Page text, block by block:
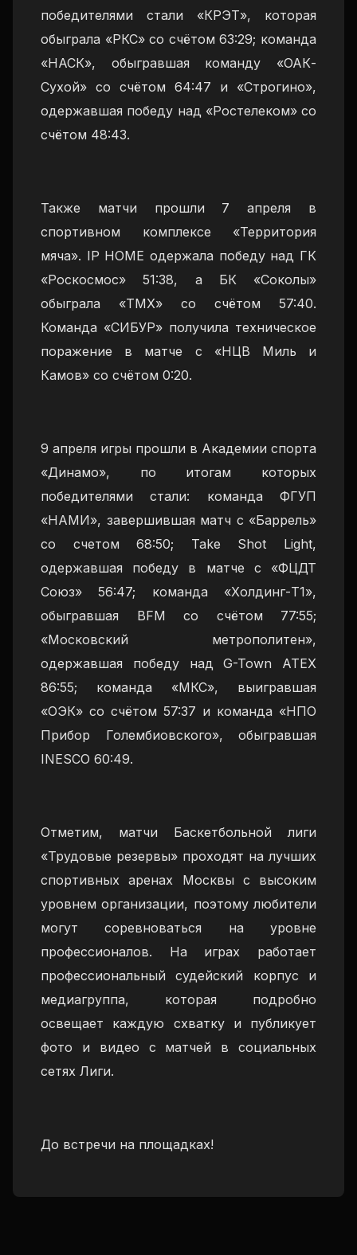
победителями стали «КРЭТ», которая
обыграла «РКС» со счётом 63:29; команда
«НАСК», обыгравшая команду «ОАК-
Сухой» со счётом 64:47 и «Строгино»,
одержавшая победу над «Ростелеком» со
счётом 48:43.
Также матчи прошли 7 апреля в
спортивном комплексе «Территория
мяча». IP HOME одержала победу над ГК
«Роскосмос» 51:38, а БК «Соколы»
обыграла «ТМХ» со счётом 57:40.
Команда «СИБУР» получила техническое
поражение в матче с «НЦВ Миль и
Камов» со счётом 0:20.
9 апреля игры прошли в Академии спорта
«Динамо», по итогам которых
победителями стали: команда ФГУП
«НАМИ», завершившая матч с «Баррель»
со счетом 68:50; Take Shot Light,
одержавшая победу в матче с «ФЦДТ
Союз» 56:47; команда «Холдинг-Т1»,
обыгравшая BFM со счётом 77:55;
«Московский метрополитен»,
одержавшая победу над G-Town ATEX
86:55; команда «МКС», выигравшая
«ОЭК» со счётом 57:37 и команда «НПО
Прибор Голембиовского», обыгравшая
INESCO 60:49.
Отметим, матчи Баскетбольной лиги
«Трудовые резервы» проходят на лучших
спортивных аренах Москвы с высоким
уровнем организации, поэтому любители
могут соревноваться на уровне
профессионалов. На играх работает
профессиональный судейский корпус и
медиагруппа, которая подробно
освещает каждую схватку и публикует
фото и видео с матчей в социальных
сетях Лиги.
До встречи на площадках!